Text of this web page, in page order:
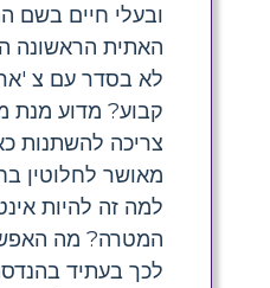
ובעלי חיים בשם
האתית הראשונה
לא בסדר עם צ
קבוע? מדוע מנת
צריכה להשתנות
מאושר לחלוטין
למה זה להיות
המטרה? מה
לכך בעתיד